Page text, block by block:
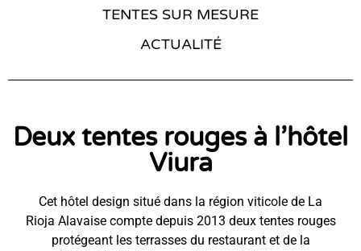
TENTES SUR MESURE
ACTUALITÉ
Deux tentes rouges à l’hôtel
Viura
Cet hôtel design situé dans la région viticole de La
Rioja Alavaise compte depuis 2013 deux tentes rouges
protégeant les terrasses du restaurant et de la